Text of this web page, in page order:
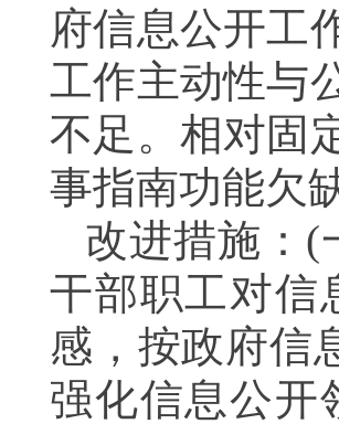
府信息公开工
工作主动性与
不足。相对固
事指南功能欠
改进措施： (
干部职工对信
感，按政府信
强化信息公开